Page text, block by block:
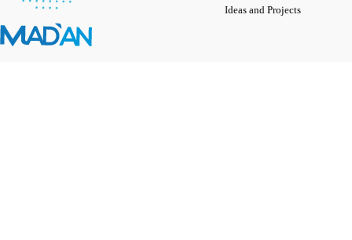
Ideas and Projects